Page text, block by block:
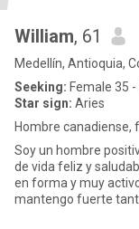
William, 61
Medellín, Antioquia,
Seeking: Female 35 -
Star sign: Aries
Hombre canadiense,
Soy un hombre
de vida feliz y
en forma y muy
mantengo fuerte